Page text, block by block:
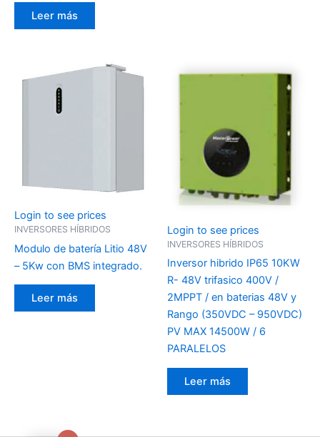
Leer más
Login to see prices
INVERSORES HÍBRIDOS
Modulo de batería Litio 48V
– 5Kw con BMS integrado.
Leer más
Login to see prices
INVERSORES HÍBRIDOS
Inversor hibrido IP65 10KW
R- 48V trifasico 400V /
2MPPT / en baterias 48V y
Rango (350VDC – 950VDC)
PV MAX 14500W / 6
PARALELOS
Leer más